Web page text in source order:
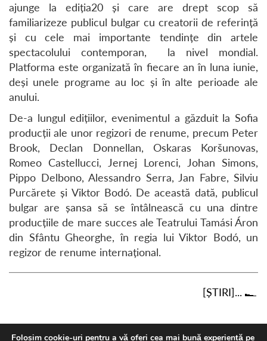
ajunge la ediția20 și care are drept scop să
familiarizeze publicul bulgar cu creatorii de referință
și cu cele mai importante tendințe din artele
spectacolului contemporan, la nivel mondial.
Platforma este organizată în fiecare an în luna iunie,
deși unele programe au loc și în alte perioade ale
anului.
De-a lungul edițiilor, evenimentul a găzduit la Sofia
producții ale unor regizori de renume, precum Peter
Brook, Declan Donnellan, Oskaras Koršunovas,
Romeo Castellucci, Jernej Lorenci, Johan Simons,
Pippo Delbono, Alessandro Serra, Jan Fabre, Silviu
Purcărete și Viktor Bodó. De această dată, publicul
bulgar are șansa să se întâlnească cu una dintre
producțiile de mare succes ale Teatrului Tamási Áron
din Sfântu Gheorghe, în regia lui Viktor Bodó, un
regizor de renume internațional.
[ȘTIRI]...
Folosim cookie-uri pentru a vă oferi cea mai bună experiență pe